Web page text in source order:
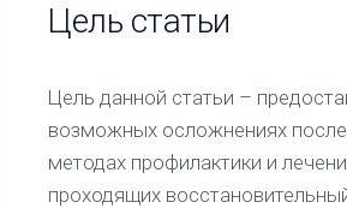
рака
толстой
кишки
Цель статьи
Цель данной статьи –
возможных осложнениях после
методах профилактики и
проходящих